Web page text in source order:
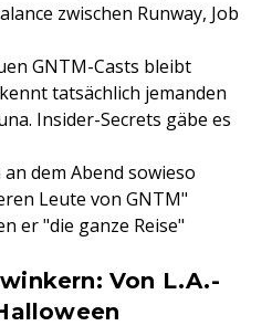
zwischen Runway, Job
GNTM-Casts bleibt
tatsächlich jemanden
Insider-Secrets gäbe es
dem Abend sowieso
Leute von GNTM"
er "die ganze Reise"
Von L.A.-